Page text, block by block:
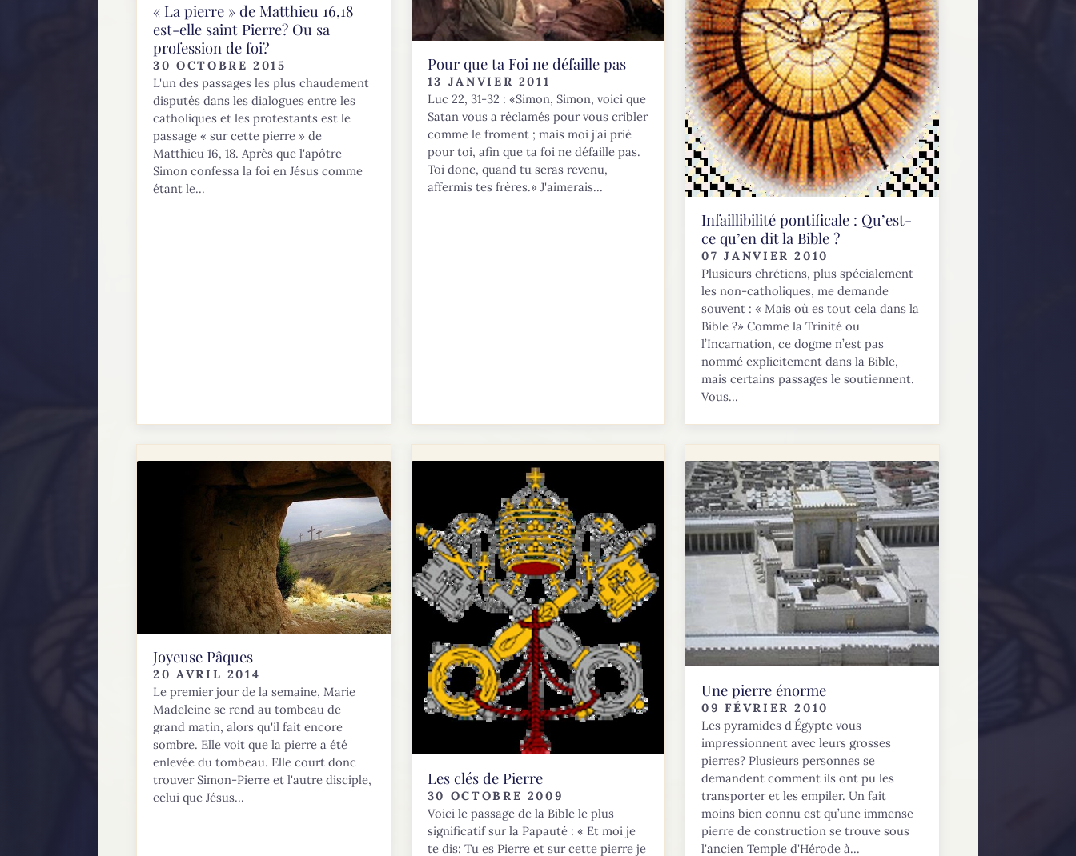
« La pierre » de Matthieu 16,18
est-elle saint Pierre? Ou sa
profession de foi?
30 OCTOBRE 2015
L'un des passages les plus chaudement
disputés dans les dialogues entre les
catholiques et les protestants est le
passage « sur cette pierre » de
Matthieu 16, 18. Après que l'apôtre
Simon confessa la foi en Jésus comme
étant le...
Pour que ta Foi ne défaille pas
13 JANVIER 2011
Luc 22, 31-32 : «Simon, Simon, voici que
Satan vous a réclamés pour vous cribler
comme le froment ; mais moi j'ai prié
pour toi, afin que ta foi ne défaille pas.
Toi donc, quand tu seras revenu,
affermis tes frères.» J'aimerais...
Infaillibilité pontificale : Qu’est-
ce qu’en dit la Bible ?
07 JANVIER 2010
Plusieurs chrétiens, plus spécialement
les non-catholiques, me demande
souvent : « Mais où es tout cela dans la
Bible ?» Comme la Trinité ou
l’Incarnation, ce dogme n’est pas
nommé explicitement dans la Bible,
mais certains passages le soutiennent.
Vous...
Joyeuse Pâques
20 AVRIL 2014
Le premier jour de la semaine, Marie
Madeleine se rend au tombeau de
grand matin, alors qu'il fait encore
sombre. Elle voit que la pierre a été
enlevée du tombeau. Elle court donc
trouver Simon-Pierre et l'autre disciple,
celui que Jésus...
Les clés de Pierre
30 OCTOBRE 2009
Voici le passage de la Bible le plus
significatif sur la Papauté : « Et moi je
te dis: Tu es Pierre et sur cette pierre je
Une pierre énorme
09 FÉVRIER 2010
Les pyramides d'Égypte vous
impressionnent avec leurs grosses
pierres? Plusieurs personnes se
demandent comment ils ont pu les
transporter et les empiler. Un fait
moins bien connu est qu’une immense
pierre de construction se trouve sous
l'ancien Temple d'Hérode à...